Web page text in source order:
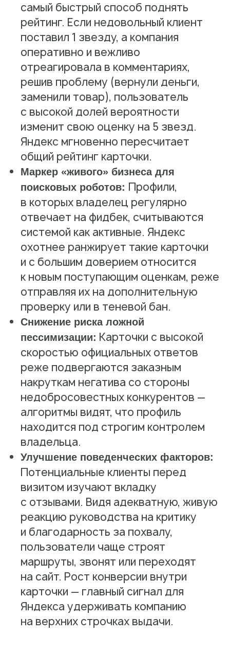
самый быстрый способ поднять
рейтинг. Если недовольный клиент
поставил 1 звезду, а компания
оперативно и вежливо
отреагировала в комментариях,
решив проблему (вернули деньги,
заменили товар), пользователь
с высокой долей вероятности
изменит свою оценку на 5 звезд.
Яндекс мгновенно пересчитает
общий рейтинг карточки.
Маркер «живого» бизнеса для
поисковых роботов: Профили,
в которых владелец регулярно
отвечает на фидбек, считываются
системой как активные. Яндекс
охотнее ранжирует такие карточки
и с большим доверием относится
к новым поступающим оценкам, реже
отправляя их на дополнительную
проверку или в теневой бан.
Снижение риска ложной
пессимизации: Карточки с высокой
скоростью официальных ответов
реже подвергаются заказным
накруткам негатива со стороны
недобросовестных конкурентов —
алгоритмы видят, что профиль
находится под строгим контролем
владельца.
Улучшение поведенческих факторов:
Потенциальные клиенты перед
визитом изучают вкладку
с отзывами. Видя адекватную, живую
реакцию руководства на критику
и благодарность за похвалу,
пользователи чаще строят
маршруты, звонят или переходят
на сайт. Рост конверсии внутри
карточки — главный сигнал для
Яндекса удерживать компанию
на верхних строчках выдачи.
Ответим на ваши вопросы
Пн — пт: 10:00–19:00
Ваше имя*
Оставьте заявку, и мы расскажем,
как наладить работу с репутацией,
отзывами и данными на онлайн-картах